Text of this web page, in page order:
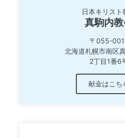
日本キリスト
真駒内
〒055-
北海道札幌市南区
2丁目1番6
献金はこち